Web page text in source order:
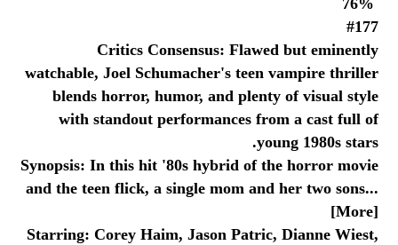
#177
Critics Consensus: Flawed but eminently
watchable, Joel Schumacher's teen vampire thriller
blends horror, humor, and plenty of visual style
with standout performances from a cast full of
young 1980s stars.
Synopsis: In this hit '80s hybrid of the horror movie
and the teen flick, a single mom and her two sons...
[More]
Starring: Corey Haim, Jason Patric, Dianne Wiest,